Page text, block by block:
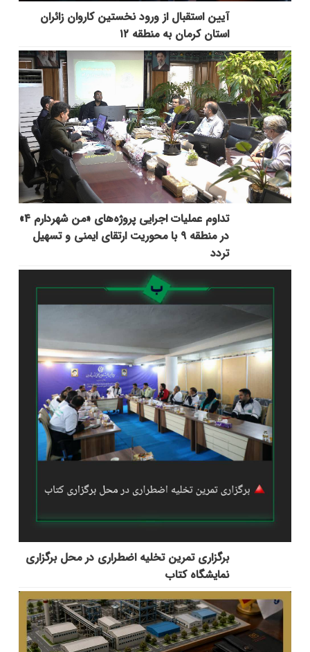
آیین استقبال از ورود نخستین کاروان زائران
استان کرمان به منطقه ۱۲
تداوم عملیات اجرایی پروژه‌های «من شهردارم ۴»
در منطقه ۹ با محوریت ارتقای ایمنی و تسهیل
تردد
برگزاری تمرین تخلیه اضطراری در محل برگزاری
نمایشگاه کتاب